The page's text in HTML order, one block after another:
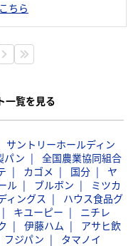
ちら
一覧を見る
サントリーホールディン
パン
全国農業協同組合
カゴメ 国分
ヤ
ル ブルボン
ミツカ
ィングス
ハウス食品グ
キユーピー
ニチレ
伊藤ハム
アサヒ飲
フジパン
タマノイ